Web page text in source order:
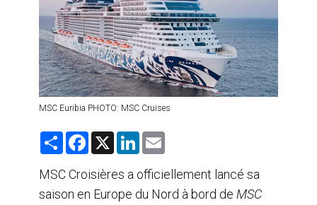
AGENTS DE VOYAGE
FORMATION & RESSOURCES
MSC Euribia PHOTO: MSC Cruises
S
r
e
F
e
b
o
X
L
k
e
d
i
l
MSC Croisières a officiellement lancé sa
saison en Europe du Nord à bord de MSC